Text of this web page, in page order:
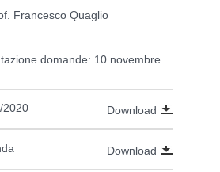
Francesco Quaglio
domande: 10 novembre
2020 Download
Download